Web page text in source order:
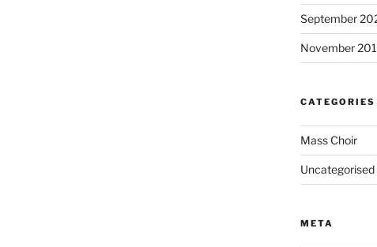
September
November
CATEGORIES
Mass Choir
Uncategorised
META